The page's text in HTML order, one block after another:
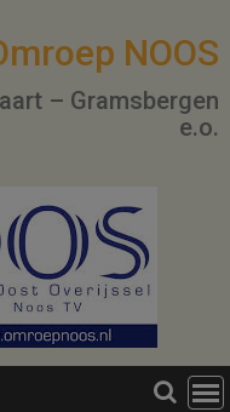
NOOS
– Gramsbergen
e.o.